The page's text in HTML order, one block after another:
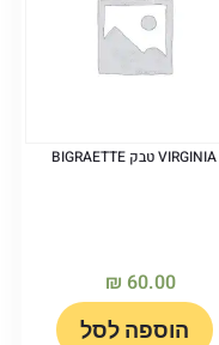
VIRGINIA טבק BIGRAETTE
₪ 60.00
הוספה לסל